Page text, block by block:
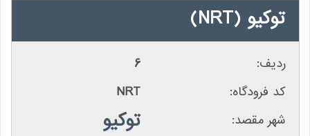
توکیو (NRT)
6
NRT
توکیو